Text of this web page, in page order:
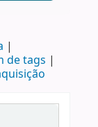
de tags